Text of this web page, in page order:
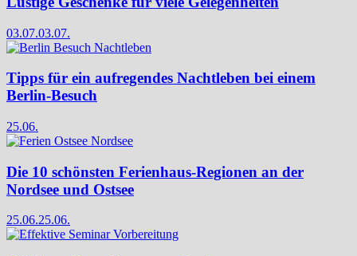
03.07.03.07.
Tipps für ein aufregendes Nachtleben bei einem
Berlin-Besuch
25.06.
Die 10 schönsten Ferienhaus-Regionen an der
Nordsee und Ostsee
25.06.25.06.